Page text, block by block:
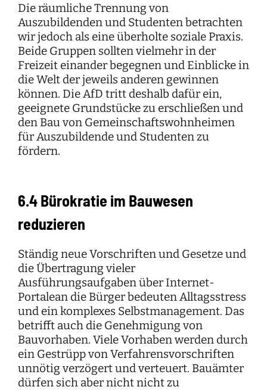
Die räumliche Trennung von
Auszubildenden und Studenten betrachten
wir jedoch als eine überholte soziale Praxis.
Beide Gruppen sollten vielmehr in der
Freizeit einander begegnen und Einblicke in
die Welt der jeweils anderen gewinnen
können. Die AfD tritt deshalb dafür ein,
geeignete Grundstücke zu erschließen und
den Bau von Gemeinschaftswohnheimen
für Auszubildende und Studenten zu
fördern.
6.4 Bürokratie im Bauwesen
reduzieren
Ständig neue Vorschriften und Gesetze und
die Übertragung vieler
Ausführungsaufgaben über Internet-
Portalean die Bürger bedeuten Alltagsstress
und ein komplexes Selbstmanagement. Das
betrifft auch die Genehmigung von
Bauvorhaben. Viele Vorhaben werden durch
ein Gestrüpp von Verfahrensvorschriften
unnötig verzögert und verteuert. Bauämter
dürfen sich aber nicht nicht zu